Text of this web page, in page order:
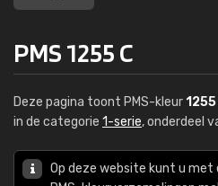
PMS 1255 C
Deze pagina toont PMS-kleur1255
in de categorie 1-serie, onderdeel
Op deze website kunt u met